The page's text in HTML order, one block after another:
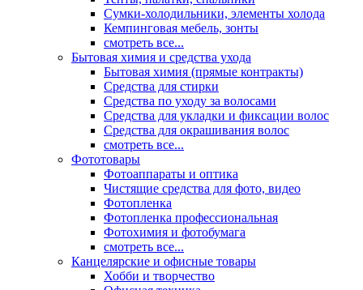
Сумки-холодильники, элементы холода
Кемпинговая мебель, зонты
смотреть все...
Бытовая химия и средства ухода
Бытовая химия (прямые контракты)
Средства для стирки
Средства по уходу за волосами
Средства для укладки и фиксации волос
Средства для окрашивания волос
смотреть все...
Фототовары
Фотоаппараты и оптика
Чистящие средства для фото, видео
Фотопленка
Фотопленка профессиональная
Фотохимия и фотобумага
смотреть все...
Канцелярские и офисные товары
Хобби и творчество